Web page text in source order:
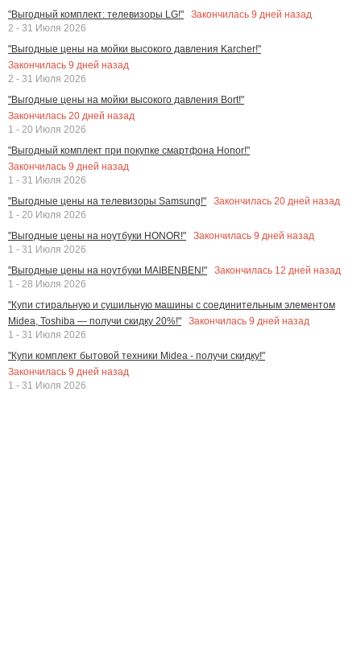
"Выгодный комплект: телевизоры LG!"
Закончилась 9 дней назад
2 - 31 Июля 2026
"Выгодные цены на мойки высокого давления Karcher!"
Закончилась 9 дней назад
2 - 31 Июля 2026
"Выгодные цены на мойки высокого давления Bort!"
Закончилась 20 дней назад
1 - 20 Июля 2026
"Выгодный комплект при покупке смартфона Honor!"
Закончилась 9 дней назад
1 - 31 Июля 2026
"Выгодные цены на телевизоры Samsung!"
Закончилась 20 дней назад
1 - 20 Июля 2026
"Выгодные цены на ноутбуки HONOR!"
Закончилась 9 дней назад
1 - 31 Июля 2026
"Выгодные цены на ноутбуки MAIBENBEN!"
Закончилась 12 дней назад
1 - 28 Июля 2026
"Купи стиральную и сушильную машины с соединительным элементом
Midea, Toshiba — получи скидку 20%!"
Закончилась 9 дней назад
1 - 31 Июля 2026
"Купи комплект бытовой техники Midea - получи скидку!"
Закончилась 9 дней назад
1 - 31 Июля 2026